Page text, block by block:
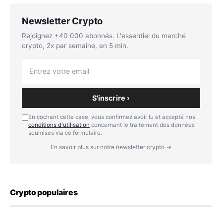
Newsletter Crypto
Rejoignez +40 000 abonnés. L'essentiel du marché
crypto, 2x par semaine, en 5 min.
S'inscrire ›
En cochant cette case, vous confirmez avoir lu et accepté nos
conditions d'utilisation concernant le traitement des données
soumises via ce formulaire.
En savoir plus sur notre newsletter crypto →
Crypto populaires